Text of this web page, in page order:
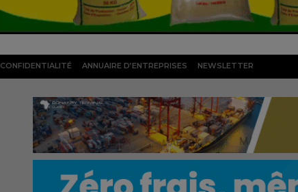
CONFIDENTIALITÉ ANNUAIRE D’ENTREPRISES NEWSLETTER